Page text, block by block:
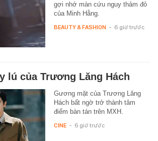
gợi nhớ màn cứu nguy thảm đỏ
của Minh Hằng.
BEAUTY & FASHION - 6 giờ trước
lú của Trương Lăng Hách
Gương mặt của Trương Lăng
Hách bất ngờ trở thành tâm
điểm bàn tán trên MXH.
CINE - 6 giờ trước